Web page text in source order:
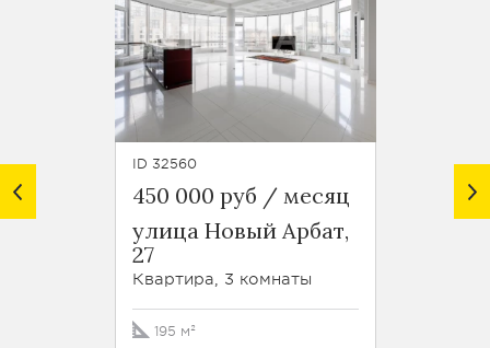
ID 32560
450 000 руб / месяц
улица Новый Арбат,
27
Квартира, 3 комнаты
195 м²
ID 18225
450